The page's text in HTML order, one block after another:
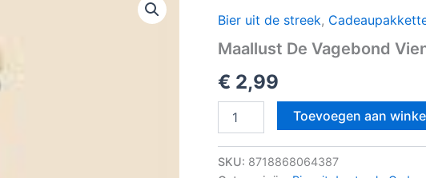
Bier uit de streek,
Maallust De Vagebond
€ 2,99
Vagebond
aantal
Toevoegen aan
SKU: 8718868064387